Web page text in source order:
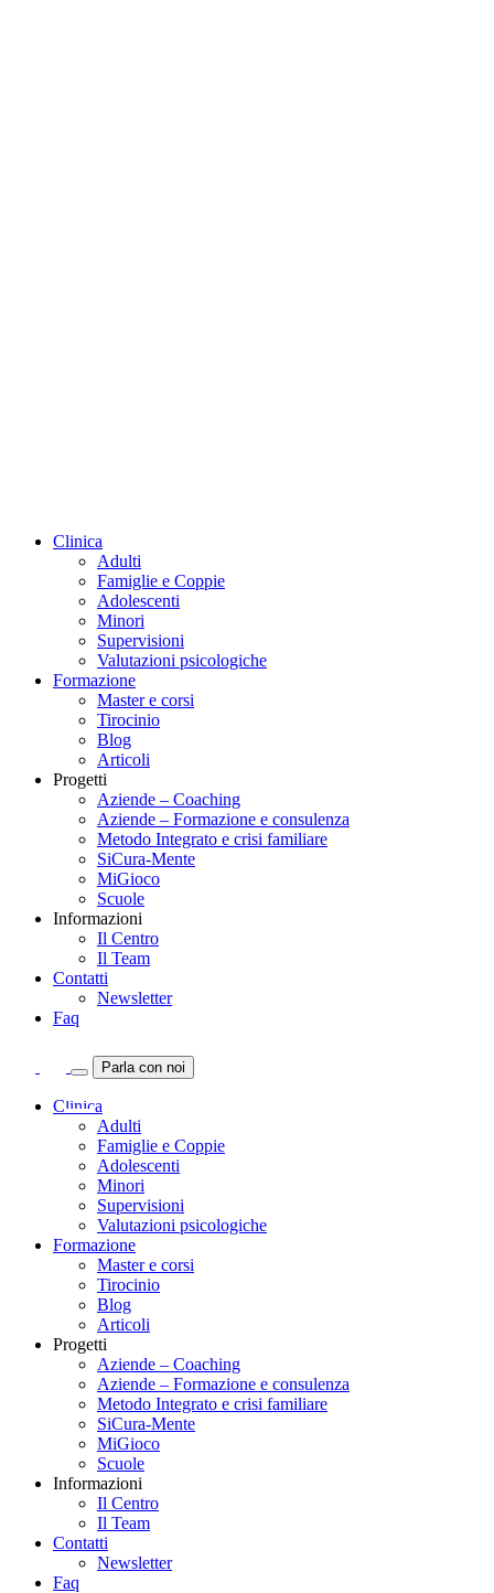
Clinica
Adulti
Famiglie e Coppie
Adolescenti
Minori
Supervisioni
Valutazioni psicologiche
Formazione
Master e corsi
Tirocinio
Blog
Articoli
Progetti
Aziende – Coaching
Aziende – Formazione e consulenza
Metodo Integrato e crisi familiare
SiCura-Mente
MiGioco
Scuole
Informazioni
Il Centro
Il Team
Contatti
Newsletter
Faq
Parla con noi
Clinica
Adulti
Famiglie e Coppie
Adolescenti
Minori
Supervisioni
Valutazioni psicologiche
Formazione
Master e corsi
Tirocinio
Blog
Articoli
Progetti
Aziende – Coaching
Aziende – Formazione e consulenza
Metodo Integrato e crisi familiare
SiCura-Mente
MiGioco
Scuole
Informazioni
Il Centro
Il Team
Contatti
Newsletter
Faq